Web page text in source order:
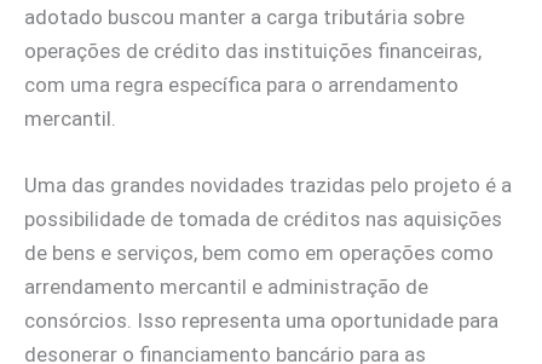
adotado buscou manter a carga tributária sobre
operações de crédito das instituições financeiras,
com uma regra específica para o arrendamento
mercantil.
Uma das grandes novidades trazidas pelo projeto é a
possibilidade de tomada de créditos nas aquisições
de bens e serviços, bem como em operações como
arrendamento mercantil e administração de
consórcios. Isso representa uma oportunidade para
desonerar o financiamento bancário para as